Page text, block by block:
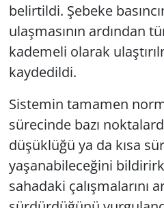
belirtildi. Şebeke
ulaşmasının ardından
kademeli olarak
kaydedildi.
Sistemin tamamen
sürecinde bazı
düşüklüğü ya da kısa
yaşanabileceğini
sahadaki çalışmalarını